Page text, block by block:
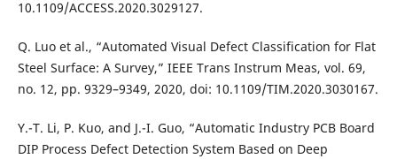
10.1109/ACCESS.2020.3029127.
Q. Luo et al., “Automated Visual Defect Classification for Flat
Steel Surface: A Survey,” IEEE Trans Instrum Meas, vol. 69,
no. 12, pp. 9329–9349, 2020, doi: 10.1109/TIM.2020.3030167.
Y.-T. Li, P. Kuo, and J.-I. Guo, “Automatic Industry PCB Board
DIP Process Defect Detection System Based on Deep